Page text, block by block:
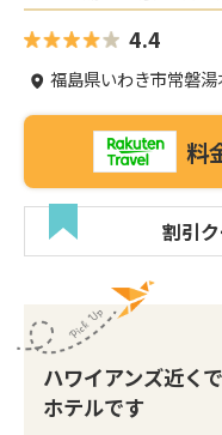
4.4
福島県いわき市常磐
料
割引
ハワイアンズ近く
ホテルです